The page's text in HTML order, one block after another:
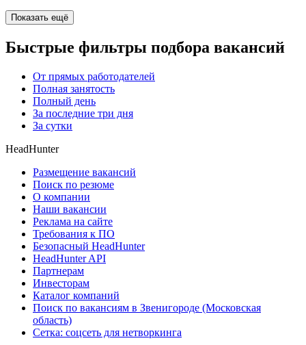
Показать ещё
Быстрые фильтры подбора вакансий
От прямых работодателей
Полная занятость
Полный день
За последние три дня
За сутки
HeadHunter
Размещение вакансий
Поиск по резюме
О компании
Наши вакансии
Реклама на сайте
Требования к ПО
Безопасный HeadHunter
HeadHunter API
Партнерам
Инвесторам
Каталог компаний
Поиск по вакансиям в Звенигороде (Московская
область)
Сетка: соцсеть для нетворкинга